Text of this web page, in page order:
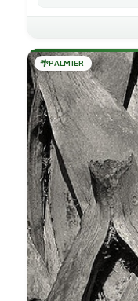
🌴PALMIER